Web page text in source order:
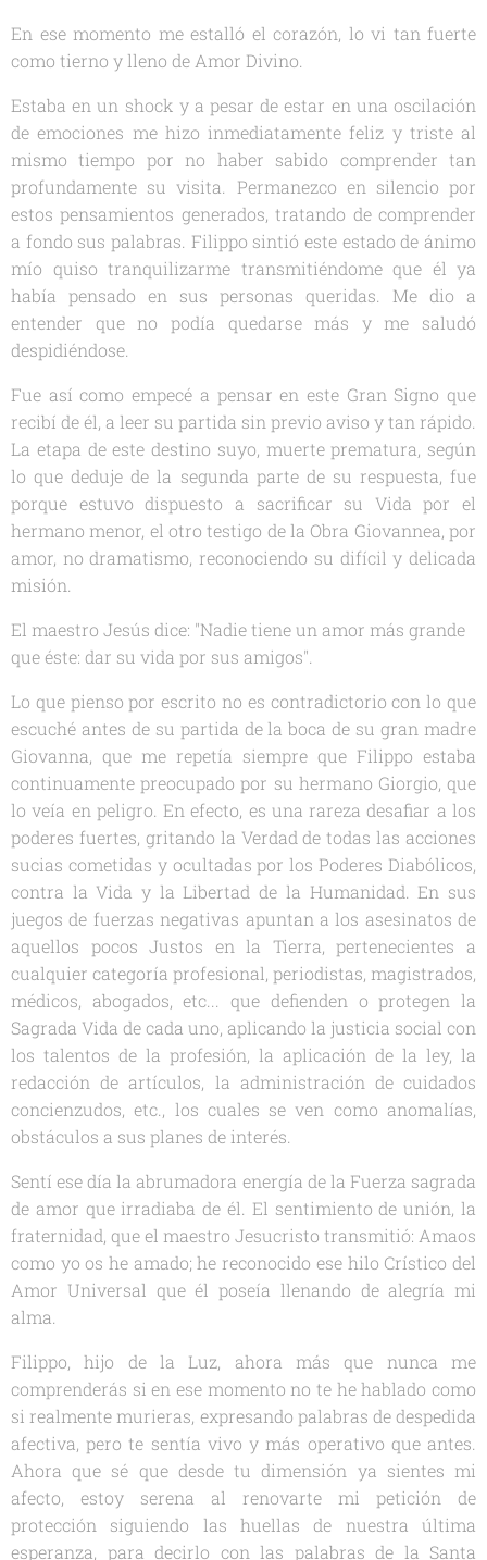
En ese momento me estalló el corazón, lo vi tan fuerte
como tierno y lleno de Amor Divino.
Estaba en un shock y a pesar de estar en una oscilación
de emociones me hizo inmediatamente feliz y triste al
mismo tiempo por no haber sabido comprender tan
profundamente su visita. Permanezco en silencio por
estos pensamientos generados, tratando de comprender
a fondo sus palabras. Filippo sintió este estado de ánimo
mío quiso tranquilizarme transmitiéndome que él ya
había pensado en sus personas queridas. Me dio a
entender que no podía quedarse más y me saludó
despidiéndose.
Fue así como empecé a pensar en este Gran Signo que
recibí de él, a leer su partida sin previo aviso y tan rápido.
La etapa de este destino suyo, muerte prematura, según
lo que deduje de la segunda parte de su respuesta, fue
porque estuvo dispuesto a sacrificar su Vida por el
hermano menor, el otro testigo de la Obra Giovannea, por
amor, no dramatismo, reconociendo su difícil y delicada
misión.
El maestro Jesús dice: "Nadie tiene un amor más grande
que éste: dar su vida por sus amigos".
Lo que pienso por escrito no es contradictorio con lo que
escuché antes de su partida de la boca de su gran madre
Giovanna, que me repetía siempre que Filippo estaba
continuamente preocupado por su hermano Giorgio, que
lo veía en peligro. En efecto, es una rareza desafiar a los
poderes fuertes, gritando la Verdad de todas las acciones
sucias cometidas y ocultadas por los Poderes Diabólicos,
contra la Vida y la Libertad de la Humanidad. En sus
juegos de fuerzas negativas apuntan a los asesinatos de
aquellos pocos Justos en la Tierra, pertenecientes a
cualquier categoría profesional, periodistas, magistrados,
médicos, abogados, etc... que defienden o protegen la
Sagrada Vida de cada uno, aplicando la justicia social con
los talentos de la profesión, la aplicación de la ley, la
redacción de artículos, la administración de cuidados
concienzudos, etc., los cuales se ven como anomalías,
obstáculos a sus planes de interés.
Sentí ese día la abrumadora energía de la Fuerza sagrada
de amor que irradiaba de él. El sentimiento de unión, la
fraternidad, que el maestro Jesucristo transmitió: Amaos
como yo os he amado; he reconocido ese hilo Crístico del
Amor Universal que él poseía llenando de alegría mi
alma.
Filippo, hijo de la Luz, ahora más que nunca me
comprenderás si en ese momento no te he hablado como
si realmente murieras, expresando palabras de despedida
afectiva, pero te sentía vivo y más operativo que antes.
Ahora que sé que desde tu dimensión ya sientes mi
afecto, estoy serena al renovarte mi petición de
protección siguiendo las huellas de nuestra última
esperanza, para decirlo con las palabras de la Santa